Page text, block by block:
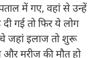
में गए, वहां से उन्हें
गई तो फिर ये लोग
जहां इलाज तो शुरू
मरीज की मौत हो